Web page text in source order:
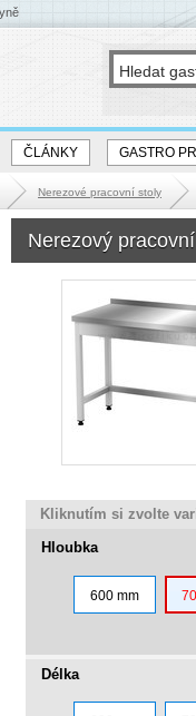
ČLÁNKY GASTRO
Nerezové pracovní stoly
Nerezový
Kliknutím si zvolte
Hloubka
600 mm
Délka